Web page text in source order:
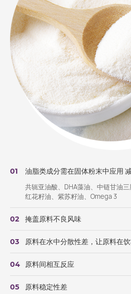
01 油脂类成分需在固体粉末中应用
共轭亚油酸、DHA藻油、中链甘油三
红花籽油、紫苏籽油、Omega 3
02 掩盖原料不良风味
03 原料在水中分散性差，让原料在
04 原料间相互反应
05 原料稳定性差